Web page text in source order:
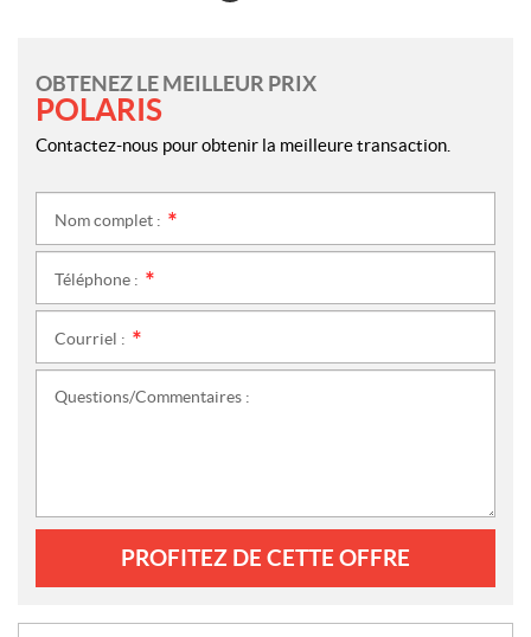
OBTENEZ LE MEILLEUR PRIX
POLARIS
Contactez-nous pour obtenir la meilleure transaction.
Nom complet :
Téléphone :
Courriel :
Questions/Commentaires :
PROFITEZ DE CETTE OFFRE